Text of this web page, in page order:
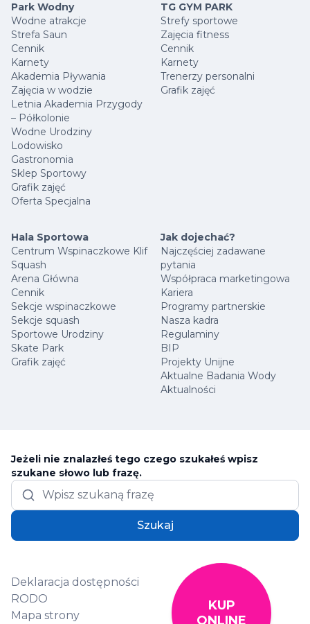
Park Wodny
Wodne atrakcje
Strefa Saun
Cennik
Karnety
Akademia Pływania
Zajęcia w wodzie
Letnia Akademia Przygody
– Półkolonie
Wodne Urodziny
Lodowisko
Gastronomia
Sklep Sportowy
Grafik zajęć
Oferta Specjalna
TG GYM PARK
Strefy sportowe
Zajęcia fitness
Cennik
Karnety
Trenerzy personalni
Grafik zajęć
Hala Sportowa
Centrum Wspinaczkowe Klif
Squash
Arena Główna
Cennik
Sekcje wspinaczkowe
Sekcje squash
Sportowe Urodziny
Skate Park
Grafik zajęć
Jak dojechać?
Najczęściej zadawane
pytania
Współpraca marketingowa
Kariera
Programy partnerskie
Nasza kadra
Regulaminy
BIP
Projekty Unijne
Aktualne Badania Wody
Aktualności
Jeżeli nie znalazłeś tego czego szukałeś wpisz
szukane słowo lub frazę.
Szukaj
Deklaracja dostępności
RODO
Mapa strony
KUP
ONLINE